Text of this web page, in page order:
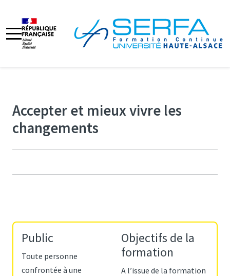
Accepter et mieux vivre les
changements
Public
Toute personne
confrontée à une
Objectifs de la
formation
A l’issue de la formation